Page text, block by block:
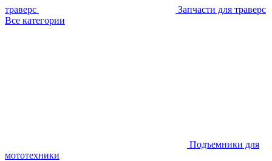
траверс
Запчасти для траверс
Все категории
Подъемники для
мототехники